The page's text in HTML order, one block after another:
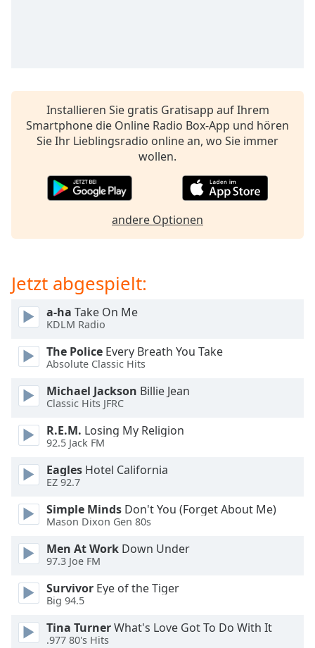
subtitles
settings
opens
subtitles
settings
subtitles
Audio
Picture-
in-
Fullscreen
This
window.
Beginning
window.
Escape
cancel
close
window.
Color
Installieren Sie gratis Gratisapp auf Ihrem
Smartphone die Online Radio Box-App und hören
Sie Ihr Lieblingsradio online an, wo Sie immer
wollen.
andere Optionen
Jetzt abgespielt:
a-ha Take On Me
KDLM Radio
The Police Every Breath You Take
Absolute Classic Hits
Michael Jackson Billie Jean
Classic Hits JFRC
R.E.M. Losing My Religion
92.5 Jack FM
Eagles Hotel California
EZ 92.7
Simple Minds Don't You (Forget About Me)
Mason Dixon Gen 80s
Men At Work Down Under
97.3 Joe FM
Survivor Eye of the Tiger
Big 94.5
Tina TurnerWhat's Love Got To Do With It
.977 80's Hits